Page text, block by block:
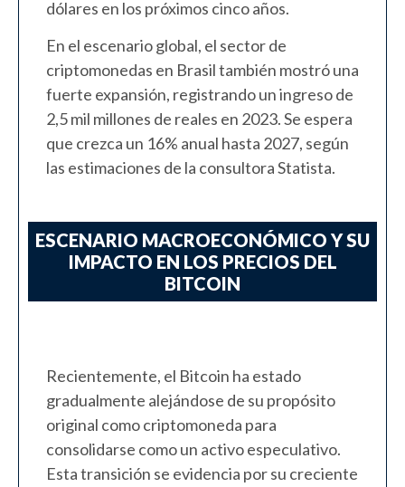
dólares en los próximos cinco años.
En el escenario global, el sector de
criptomonedas en Brasil también mostró una
fuerte expansión, registrando un ingreso de
2,5 mil millones de reales en 2023. Se espera
que crezca un 16% anual hasta 2027, según
las estimaciones de la consultora Statista.
ESCENARIO MACROECONÓMICO Y SU
IMPACTO EN LOS PRECIOS DEL
BITCOIN
Recientemente, el Bitcoin ha estado
gradualmente alejándose de su propósito
original como criptomoneda para
consolidarse como un activo especulativo.
Esta transición se evidencia por su creciente